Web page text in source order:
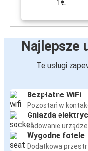
1€.
Najlepsze
Te usługi
Bezpłatne WiFi
Pozostań w
Gniazda
Ładowanie
Wygodne fotele
Dodatkowa